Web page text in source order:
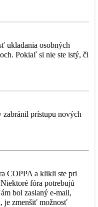
ukladania osobných
Pokiaľ si nie ste istý, či
zabránil prístupu nových
COPPA a klikli ste pri
fóra potrebujú
bol zaslaný e-mail,
je zmenšiť možnosť